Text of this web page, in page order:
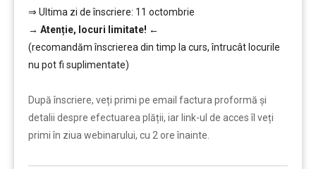
⇒ Ultima zi de înscriere: 11 octombrie
→ Atenție, locuri limitate! ←
(recomandăm înscrierea din timp la curs, întrucât locurile
nu pot fi suplimentate)
După înscriere, veți primi pe email factura proformă și
detalii despre efectuarea plății, iar link-ul de acces îl veți
primi în ziua webinarului, cu 2 ore înainte.